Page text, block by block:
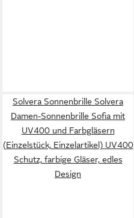
Solvera Sonnenbrille Solvera
Damen-Sonnenbrille Sofia mit
UV400 und Farbgläsern
(Einzelstück, Einzelartikel) UV400
Schutz, farbige Gläser, edles
Design